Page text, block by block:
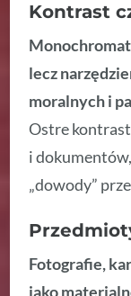
Kontrast
lecz
moralnych i
Ostre
i
„dowody”
Fotografie,
jako